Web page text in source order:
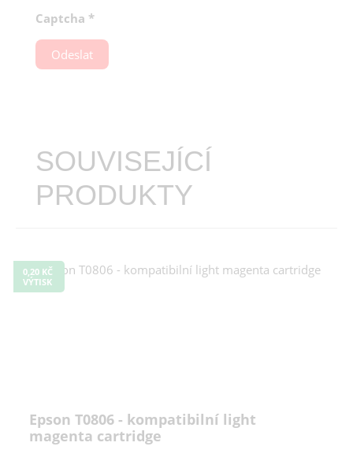
Captcha *
Odeslat
SOUVISEJÍCÍ
PRODUKTY
0,20 KČ
VÝTISK
Epson T0806 - kompatibilní light
magenta cartridge